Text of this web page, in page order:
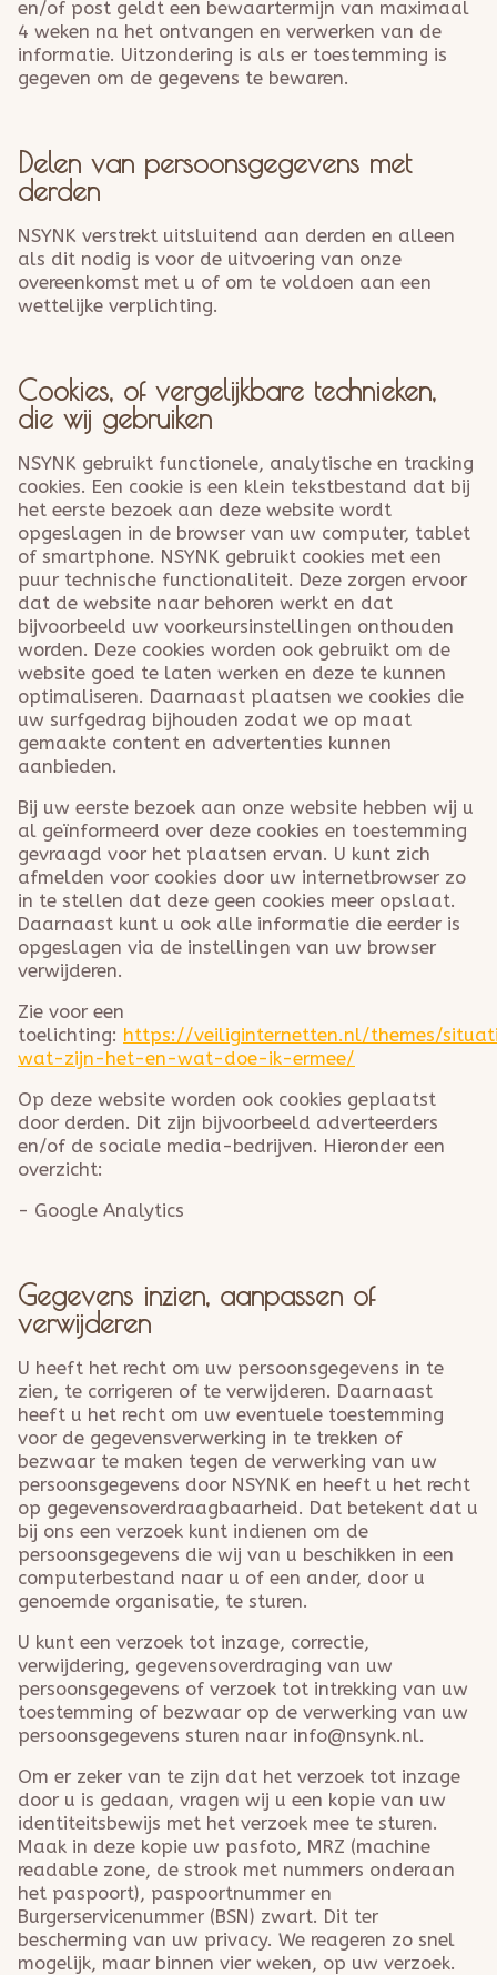
en/of post geldt een bewaartermijn van maximaal
4 weken na het ontvangen en verwerken van de
informatie. Uitzondering is als er toestemming is
gegeven om de gegevens te bewaren.
Delen van persoonsgegevens met
derden
NSYNK verstrekt uitsluitend aan derden en alleen
als dit nodig is voor de uitvoering van onze
overeenkomst met u of om te voldoen aan een
wettelijke verplichting.
Cookies, of vergelijkbare technieken,
die wij gebruiken
NSYNK gebruikt functionele, analytische en tracking
cookies. Een cookie is een klein tekstbestand dat bij
het eerste bezoek aan deze website wordt
opgeslagen in de browser van uw computer, tablet
of smartphone. NSYNK gebruikt cookies met een
puur technische functionaliteit. Deze zorgen ervoor
dat de website naar behoren werkt en dat
bijvoorbeeld uw voorkeursinstellingen onthouden
worden. Deze cookies worden ook gebruikt om de
website goed te laten werken en deze te kunnen
optimaliseren. Daarnaast plaatsen we cookies die
uw surfgedrag bijhouden zodat we op maat
gemaakte content en advertenties kunnen
aanbieden.
Bij uw eerste bezoek aan onze website hebben wij u
al geïnformeerd over deze cookies en toestemming
gevraagd voor het plaatsen ervan. U kunt zich
afmelden voor cookies door uw internetbrowser zo
in te stellen dat deze geen cookies meer opslaat.
Daarnaast kunt u ook alle informatie die eerder is
opgeslagen via de instellingen van uw browser
verwijderen.
Zie voor een
toelichting: https://veiliginternetten.nl/themes/
wat-zijn-het-en-wat-doe-ik-ermee/
Op deze website worden ook cookies geplaatst
door derden. Dit zijn bijvoorbeeld adverteerders
en/of de sociale media-bedrijven. Hieronder een
overzicht:
- Google Analytics
Gegevens inzien, aanpassen of
verwijderen
U heeft het recht om uw persoonsgegevens in te
zien, te corrigeren of te verwijderen. Daarnaast
heeft u het recht om uw eventuele toestemming
voor de gegevensverwerking in te trekken of
bezwaar te maken tegen de verwerking van uw
persoonsgegevens door NSYNK en heeft u het recht
op gegevensoverdraagbaarheid. Dat betekent dat u
bij ons een verzoek kunt indienen om de
persoonsgegevens die wij van u beschikken in een
computerbestand naar u of een ander, door u
genoemde organisatie, te sturen.
U kunt een verzoek tot inzage, correctie,
verwijdering, gegevensoverdraging van uw
persoonsgegevens of verzoek tot intrekking van uw
toestemming of bezwaar op de verwerking van uw
persoonsgegevens sturen naar info@nsynk.nl.
Om er zeker van te zijn dat het verzoek tot inzage
door u is gedaan, vragen wij u een kopie van uw
identiteitsbewijs met het verzoek mee te sturen.
Maak in deze kopie uw pasfoto, MRZ (machine
readable zone, de strook met nummers onderaan
het paspoort), paspoortnummer en
Burgerservicenummer (BSN) zwart. Dit ter
bescherming van uw privacy. We reageren zo snel
mogelijk, maar binnen vier weken, op uw verzoek.